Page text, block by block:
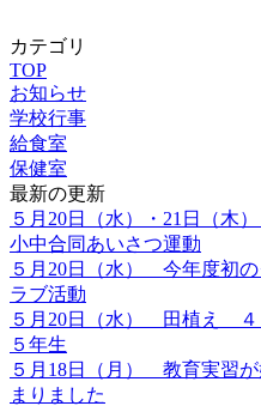
カテゴリ
TOP
お知らせ
学校行事
給食室
保健室
最新の更新
５月20日（水）・21日（木
小中合同あいさつ運動
５月20日（水） 今年度初の
ラブ活動
５月20日（水） 田植え ４
５年生
５月18日（月） 教育実習
まりました